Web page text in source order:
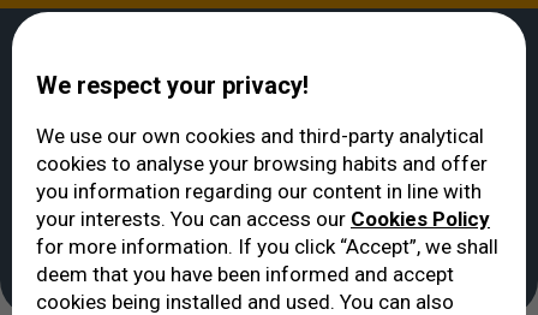
Резюме - Работа в ICO
Резюме - Работа в
ICO
We respect your privacy!
We use our own cookies and third-party analytical
cookies to analyse your browsing habits and offer
you information regarding our content in line with
your interests. You can access our Cookies Policy
for more information. If you click “Accept”, we shall
deem that you have been informed and accept
cookies being installed and used. You can also